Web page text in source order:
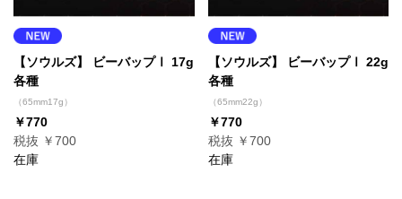
【ソウルズ】 ビーバップⅠ 17g
各種
（65mm17g）
￥770
税抜 ￥700
在庫
【ソウルズ】 ビーバップⅠ 22g
各種
（65mm22g）
￥770
税抜 ￥700
在庫